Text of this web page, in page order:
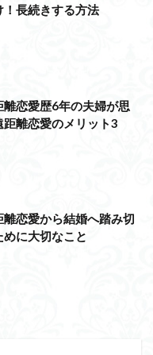
！長続きする方法
離恋愛歴6年の夫婦が思
距離恋愛のメリット3
離恋愛から結婚へ踏み切
めに大切なこと